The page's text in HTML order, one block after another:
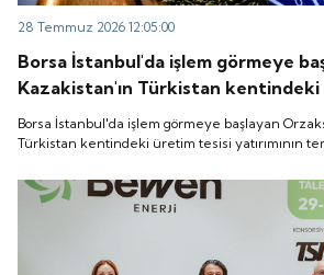
28 Temmuz 2026 12:05:00
Borsa İstanbul'da işlem görmeye
Kazakistan'ın Türkistan
yatırımının temelini attığını bildirdi.
Borsa İstanbul'da işlem görmeye başlayan
Türkistan kentindeki üretim tesisi yatırımının